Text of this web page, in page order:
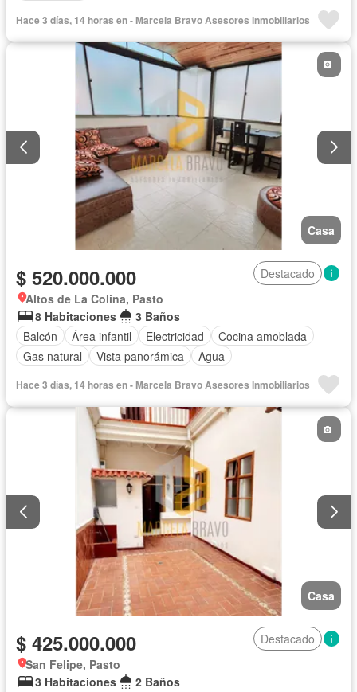
Hace 3 días, 14 horas en - Marcela Bravo Asesores Inmobiliarios
Casa
$ 520.000.000
Destacado
Altos de La Colina, Pasto
8 Habitaciones
3 Baños
Balcón
Área infantil Electricidad
Cocina amoblada
Gas natural
Vista panorámica Agua
Hace 3 días, 14 horas en - Marcela Bravo Asesores Inmobiliarios
Casa
$ 425.000.000
Destacado
San Felipe, Pasto
3 Habitaciones
2 Baños